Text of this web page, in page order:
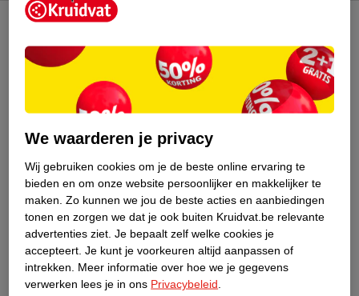
Klantenservice
We waarderen je privacy
Wij gebruiken cookies om je de beste online ervaring te
bieden en om onze website persoonlijker en makkelijker te
maken. Zo kunnen we jou de beste acties en aanbiedingen
tonen en zorgen we dat je ook buiten Kruidvat.be relevante
advertenties ziet. Je bepaalt zelf welke cookies je
accepteert. Je kunt je voorkeuren altijd aanpassen of
intrekken.
Meer informatie over hoe we je gegevens
verwerken lees je in ons Privacybeleid